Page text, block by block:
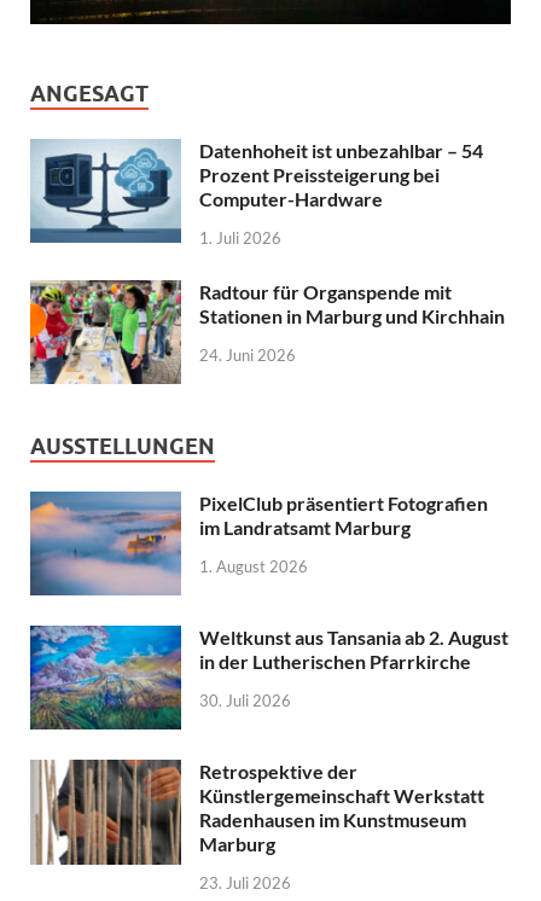
ANGESAGT
Datenhoheit ist unbezahlbar – 54
Prozent Preissteigerung bei
Computer-Hardware
1. Juli 2026
Radtour für Organspende mit
Stationen in Marburg und Kirchhain
24. Juni 2026
AUSSTELLUNGEN
PixelClub präsentiert Fotografien
im Landratsamt Marburg
1. August 2026
Weltkunst aus Tansania ab 2. August
in der Lutherischen Pfarrkirche
30. Juli 2026
Retrospektive der
Künstlergemeinschaft Werkstatt
Radenhausen im Kunstmuseum
Marburg
23. Juli 2026